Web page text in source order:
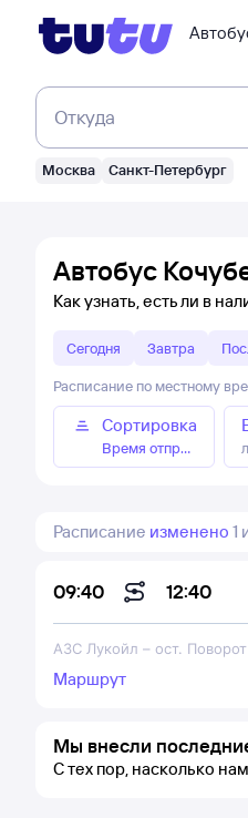
Откуда
Москва Санкт-Петербург
Автобус
Как узнать, есть ли в
Сегодня Завтра
Расписание по местному
Сортировка
Время отправления
Расписание изменено 1
09:40 12:40
АЗС Лукойл – ост.
Маршрут
Мы внесли
С тех пор, насколько